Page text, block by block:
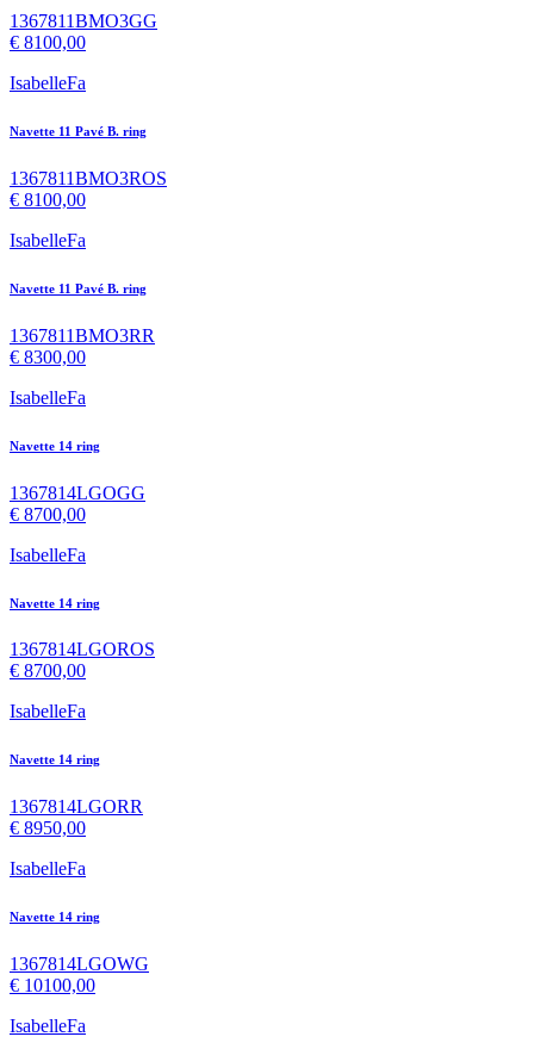
1367811BMO3GG
€ 8100,00
IsabelleFa
Navette 11 Pavé B. ring
1367811BMO3ROS
€ 8100,00
IsabelleFa
Navette 11 Pavé B. ring
1367811BMO3RR
€ 8300,00
IsabelleFa
Navette 14 ring
1367814LGOGG
€ 8700,00
IsabelleFa
Navette 14 ring
1367814LGOROS
€ 8700,00
IsabelleFa
Navette 14 ring
1367814LGORR
€ 8950,00
IsabelleFa
Navette 14 ring
1367814LGOWG
€ 10100,00
IsabelleFa